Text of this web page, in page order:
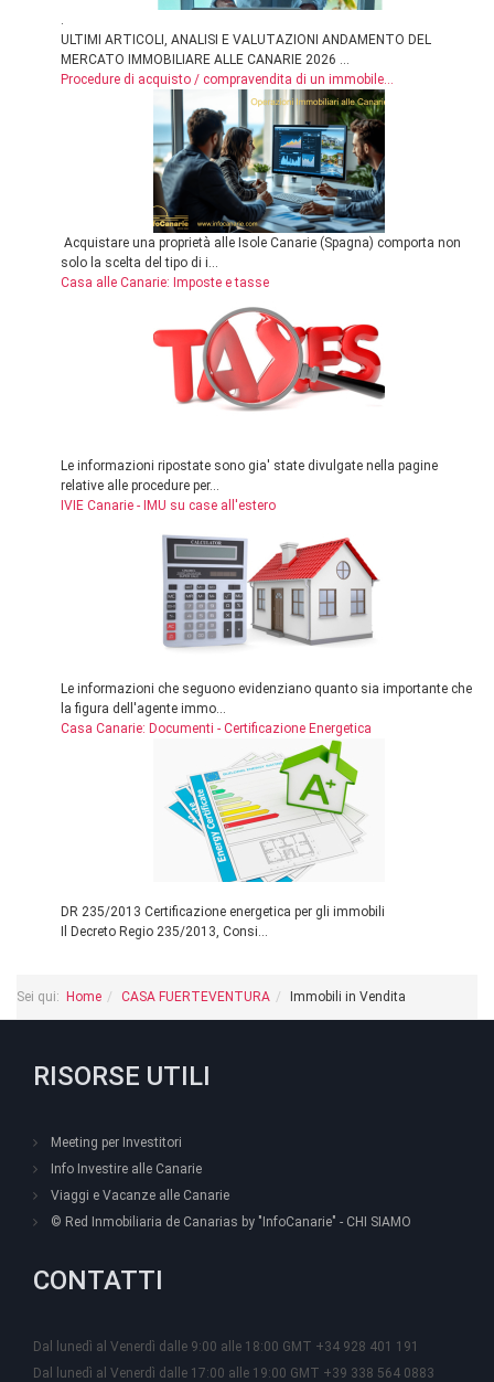
.
ULTIMI ARTICOLI, ANALISI E VALUTAZIONI ANDAMENTO DEL
MERCATO IMMOBILIARE ALLE CANARIE 2026 ...
Procedure di acquisto / compravendita di un immobile...
Acquistare una proprietà alle Isole Canarie (Spagna) comporta non
solo la scelta del tipo di i...
Casa alle Canarie: Imposte e tasse
Le informazioni ripostate sono gia' state divulgate nella pagine
relative alle procedure per...
IVIE Canarie - IMU su case all'estero
Le informazioni che seguono evidenziano quanto sia importante che
la figura dell'agente immo...
Casa Canarie: Documenti - Certificazione Energetica
DR 235/2013 Certificazione energetica per gli immobili
Il Decreto Regio 235/2013, Consi...
Sei qui: Home CASA FUERTEVENTURA Immobili in Vendita
RISORSE UTILI
Meeting per Investitori
Info Investire alle Canarie
Viaggi e Vacanze alle Canarie
© Red Inmobiliaria de Canarias by "InfoCanarie" - CHI SIAMO
CONTATTI
Dal lunedì al Venerdì dalle 9:00 alle 18:00 GMT +34 928 401 191
Dal lunedì al Venerdì dalle 17:00 alle 19:00 GMT +39 338 564 0883